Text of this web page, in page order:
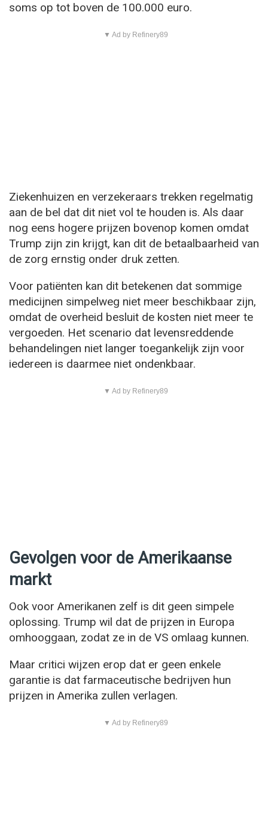
soms op tot boven de 100.000 euro.
▼ Ad by Refinery89
Ziekenhuizen en verzekeraars trekken regelmatig
aan de bel dat dit niet vol te houden is. Als daar
nog eens hogere prijzen bovenop komen omdat
Trump zijn zin krijgt, kan dit de betaalbaarheid van
de zorg ernstig onder druk zetten.
Voor patiënten kan dit betekenen dat sommige
medicijnen simpelweg niet meer beschikbaar zijn,
omdat de overheid besluit de kosten niet meer te
vergoeden. Het scenario dat levensreddende
behandelingen niet langer toegankelijk zijn voor
iedereen is daarmee niet ondenkbaar.
▼ Ad by Refinery89
Gevolgen voor de Amerikaanse
markt
Ook voor Amerikanen zelf is dit geen simpele
oplossing. Trump wil dat de prijzen in Europa
omhooggaan, zodat ze in de VS omlaag kunnen.
Maar critici wijzen erop dat er geen enkele
garantie is dat farmaceutische bedrijven hun
prijzen in Amerika zullen verlagen.
▼ Ad by Refinery89